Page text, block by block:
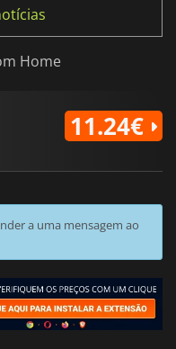
Home
11.24€
a uma mensagem ao